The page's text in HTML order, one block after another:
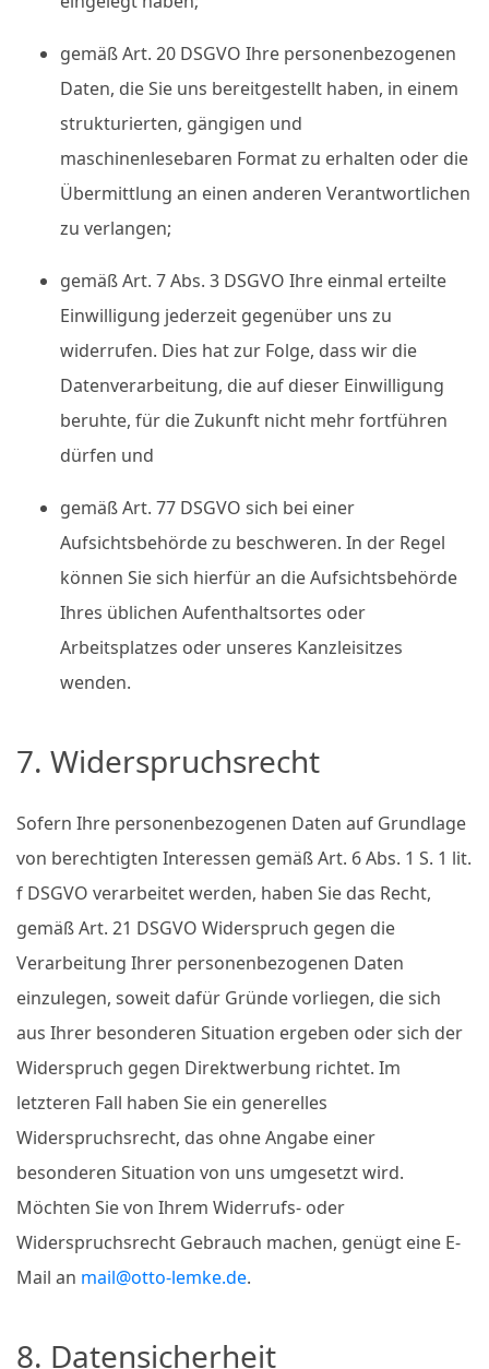
gemäß Art. 20 DSGVO Ihre personenbezogenen
Daten, die Sie uns bereitgestellt haben, in einem
strukturierten, gängigen und
maschinenlesebaren Format zu erhalten oder die
Übermittlung an einen anderen Verantwortlichen
zu verlangen;
gemäß Art. 7 Abs. 3 DSGVO Ihre einmal erteilte
Einwilligung jederzeit gegenüber uns zu
widerrufen. Dies hat zur Folge, dass wir die
Datenverarbeitung, die auf dieser Einwilligung
beruhte, für die Zukunft nicht mehr fortführen
dürfen und
gemäß Art. 77 DSGVO sich bei einer
Aufsichtsbehörde zu beschweren. In der Regel
können Sie sich hierfür an die Aufsichtsbehörde
Ihres üblichen Aufenthaltsortes oder
Arbeitsplatzes oder unseres Kanzleisitzes
wenden.
7. Widerspruchsrecht
Sofern Ihre personenbezogenen Daten auf Grundlage
von berechtigten Interessen gemäß Art. 6 Abs. 1 S. 1 lit.
f DSGVO verarbeitet werden, haben Sie das Recht,
gemäß Art. 21 DSGVO Widerspruch gegen die
Verarbeitung Ihrer personenbezogenen Daten
einzulegen, soweit dafür Gründe vorliegen, die sich
aus Ihrer besonderen Situation ergeben oder sich der
Widerspruch gegen Direktwerbung richtet. Im
letzteren Fall haben Sie ein generelles
Widerspruchsrecht, das ohne Angabe einer
besonderen Situation von uns umgesetzt wird.
Möchten Sie von Ihrem Widerrufs- oder
Widerspruchsrecht Gebrauch machen, genügt eine E-
Mail an mail@otto-lemke.de.
8. Datensicherheit